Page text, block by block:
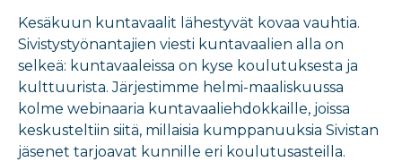
Kesäkuun kuntavaalit lähestyvät kovaa vauhtia.
Sivistystyönantajien viesti kuntavaalien alla on
selkeä: kuntavaaleissa on kyse koulutuksesta ja
kulttuurista. Järjestimme helmi-maaliskuussa
kolme webinaaria kuntavaaliehdokkaille, joissa
keskusteltiin siitä, millaisia kumppanuuksia Sivistan
jäsenet tarjoavat kunnille eri koulutusasteilla.